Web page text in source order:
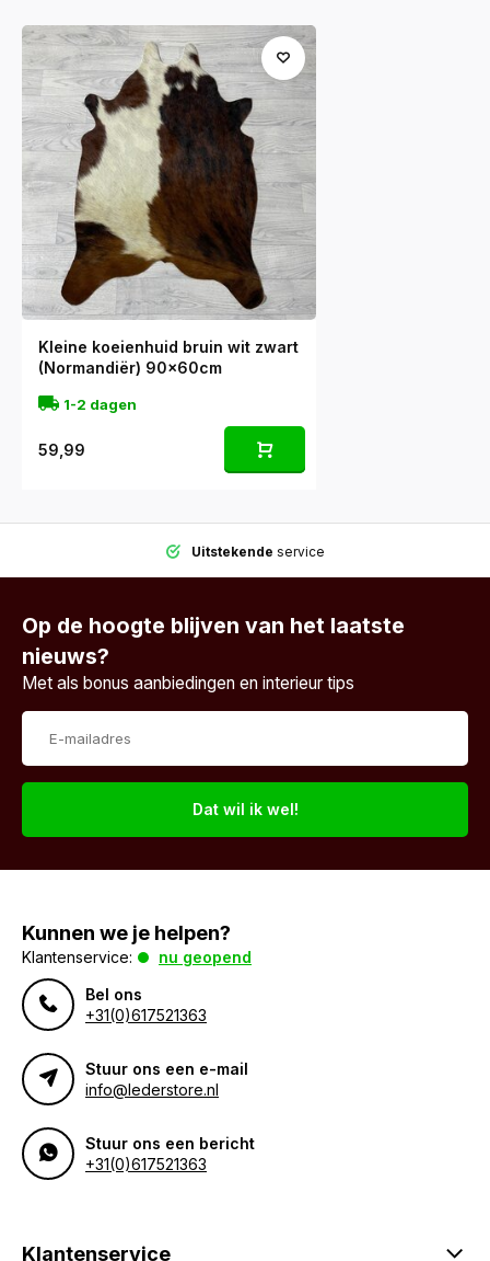
Kleine koeienhuid bruin wit zwart
(Normandiër) 90x60cm
1-2 dagen
59,99
Uitstekende service
Op de hoogte blijven van het laatste
nieuws?
Met als bonus aanbiedingen en interieur tips
Dat wil ik wel!
Kunnen we je helpen?
Klantenservice:
nu geopend
Bel ons
+31(0)617521363
Stuur ons een e-mail
info@lederstore.nl
Stuur ons een bericht
+31(0)617521363
Klantenservice